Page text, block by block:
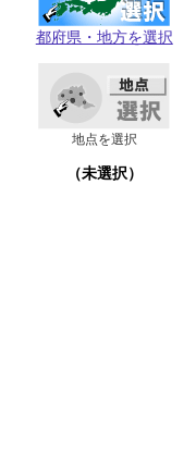
都府県・地方を選択
地点を選択
（未選択）